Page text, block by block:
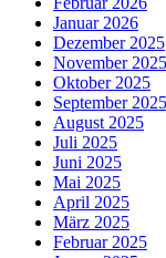
Januar 2026
Dezember 2025
November 2025
Oktober 2025
September 2025
August 2025
Juli 2025
Juni 2025
Mai 2025
April 2025
März 2025
Februar 2025